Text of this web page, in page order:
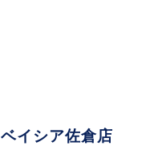
ベイシア佐倉店